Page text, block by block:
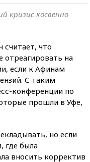
кризис косвенно
что
на
если к Афинам
С таким
конференции по
прошли в Уфе,
но если
где была
вносить корректив